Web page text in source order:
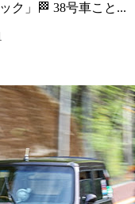
ク」🏁 38号車こと...